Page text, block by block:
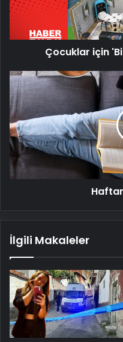
Çocuklar için
Haftanın
Kitapları
İlgili Makaleler